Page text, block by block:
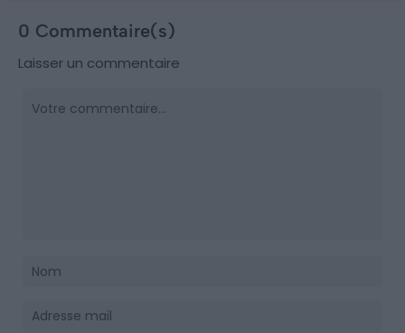
0 Commentaire(s)
Laisser un commentaire